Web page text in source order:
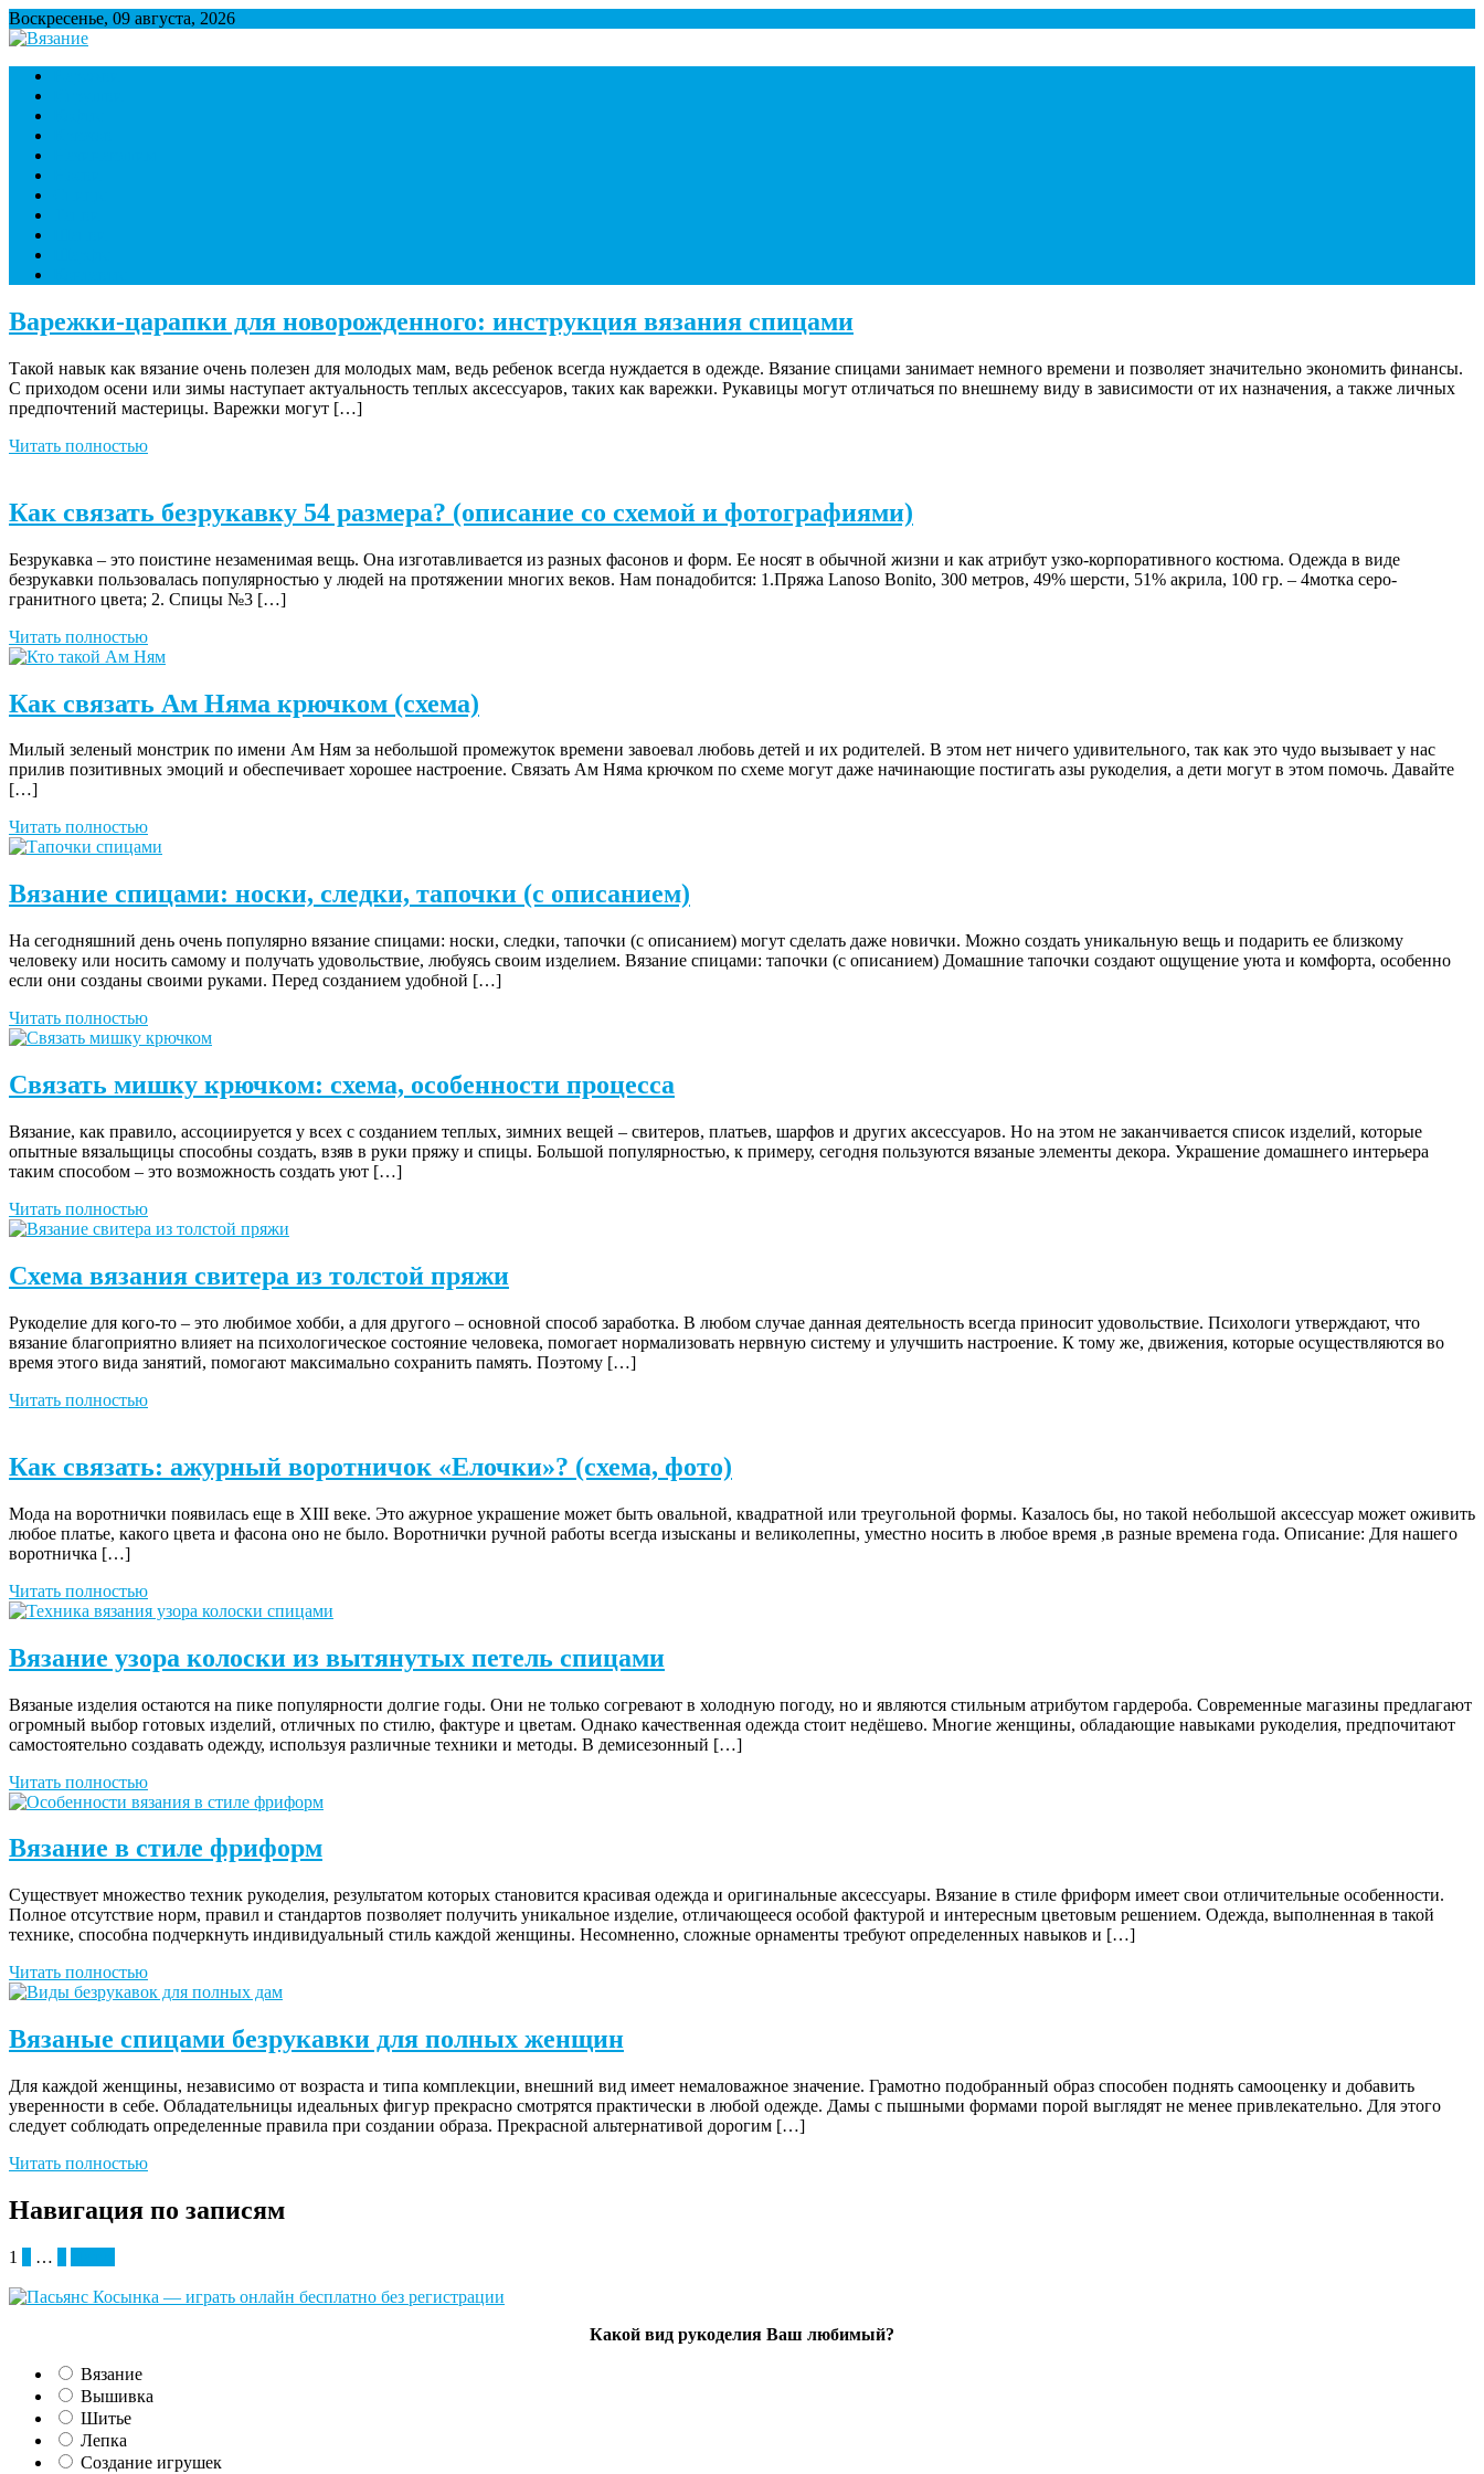
Воскресенье, 09 августа, 2026
Вязание
Множество полезной информации о вязании
Варежки-царапки для новорожденного: инструкция вязания спицами
Такой навык как вязание очень полезен для молодых мам, ведь ребенок всегда нуждается в одежде. Вязание спицами занимает немного времени и позволяет значительно экономить финансы.
С приходом осени или зимы наступает актуальность теплых аксессуаров, таких как варежки. Рукавицы могут отличаться по внешнему виду в зависимости от их назначения, а также личных
предпочтений мастерицы. Варежки могут […]
Читать полностью
Как связать безрукавку 54 размера? (описание со схемой и фотографиями)
Безрукавка – это поистине незаменимая вещь. Она изготавливается из разных фасонов и форм. Ее носят в обычной жизни и как атрибут узко-корпоративного костюма. Одежда в виде
безрукавки пользовалась популярностью у людей на протяжении многих веков. Нам понадобится: 1.Пряжа Lanoso Bonito, 300 метров, 49% шерсти, 51% акрила, 100 гр. – 4мотка серо-
гранитного цвета; 2. Спицы №3 […]
Читать полностью
Как связать Ам Няма крючком (схема)
Милый зеленый монстрик по имени Ам Ням за небольшой промежуток времени завоевал любовь детей и их родителей. В этом нет ничего удивительного, так как это чудо вызывает у нас
прилив позитивных эмоций и обеспечивает хорошее настроение. Связать Ам Няма крючком по схеме могут даже начинающие постигать азы рукоделия, а дети могут в этом помочь. Давайте
[…]
Читать полностью
Вязание спицами: носки, следки, тапочки (с описанием)
На сегодняшний день очень популярно вязание спицами: носки, следки, тапочки (с описанием) могут сделать даже новички. Можно создать уникальную вещь и подарить ее близкому
человеку или носить самому и получать удовольствие, любуясь своим изделием. Вязание спицами: тапочки (с описанием) Домашние тапочки создают ощущение уюта и комфорта, особенно
если они созданы своими руками. Перед созданием удобной […]
Читать полностью
Связать мишку крючком: схема, особенности процесса
Вязание, как правило, ассоциируется у всех с созданием теплых, зимних вещей – свитеров, платьев, шарфов и других аксессуаров. Но на этом не заканчивается список изделий, которые
опытные вязальщицы способны создать, взяв в руки пряжу и спицы. Большой популярностью, к примеру, сегодня пользуются вязаные элементы декора. Украшение домашнего интерьера
таким способом – это возможность создать уют […]
Читать полностью
Схема вязания свитера из толстой пряжи
Рукоделие для кого-то – это любимое хобби, а для другого – основной способ заработка. В любом случае данная деятельность всегда приносит удовольствие. Психологи утверждают, что
вязание благоприятно влияет на психологическое состояние человека, помогает нормализовать нервную систему и улучшить настроение. К тому же, движения, которые осуществляются во
время этого вида занятий, помогают максимально сохранить память. Поэтому […]
Читать полностью
Как связать: ажурный воротничок «Елочки»? (схема, фото)
Мода на воротнички появилась еще в XIII веке. Это ажурное украшение может быть овальной, квадратной или треугольной формы. Казалось бы, но такой небольшой аксессуар может оживить
любое платье, какого цвета и фасона оно не было. Воротнички ручной работы всегда изысканы и великолепны, уместно носить в любое время ,в разные времена года. Описание: Для нашего
воротничка […]
Читать полностью
Вязание узора колоски из вытянутых петель спицами
Вязаные изделия остаются на пике популярности долгие годы. Они не только согревают в холодную погоду, но и являются стильным атрибутом гардероба. Современные магазины предлагают
огромный выбор готовых изделий, отличных по стилю, фактуре и цветам. Однако качественная одежда стоит недёшево. Многие женщины, обладающие навыками рукоделия, предпочитают
самостоятельно создавать одежду, используя различные техники и методы. В демисезонный […]
Читать полностью
Вязание в стиле фриформ
Существует множество техник рукоделия, результатом которых становится красивая одежда и оригинальные аксессуары. Вязание в стиле фриформ имеет свои отличительные особенности.
Полное отсутствие норм, правил и стандартов позволяет получить уникальное изделие, отличающееся особой фактурой и интересным цветовым решением. Одежда, выполненная в такой
технике, способна подчеркнуть индивидуальный стиль каждой женщины. Несомненно, сложные орнаменты требуют определенных навыков и […]
Читать полностью
Вязаные спицами безрукавки для полных женщин
Для каждой женщины, независимо от возраста и типа комплекции, внешний вид имеет немаловажное значение. Грамотно подобранный образ способен поднять самооценку и добавить
уверенности в себе. Обладательницы идеальных фигур прекрасно смотрятся практически в любой одежде. Дамы с пышными формами порой выглядят не менее привлекательно. Для этого
следует соблюдать определенные правила при создании образа. Прекрасной альтернативой дорогим […]
Читать полностью
Навигация по записям
1 …
Какой вид рукоделия Ваш любимый?
Вязание
Вышивка
Шитье
Лепка
Создание игрушек